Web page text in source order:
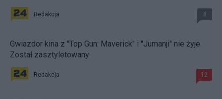
Redakcja 8
Gwiazdor kina z "Top Gun: Maverick" i "Jumanji" nie żyje.
Został zasztyletowany
Redakcja 12